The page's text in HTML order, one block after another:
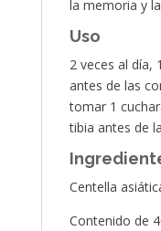
la memoria y
Uso
2 veces al día,
antes de las
tomar 1
tibia antes de
Centella
Contenido de